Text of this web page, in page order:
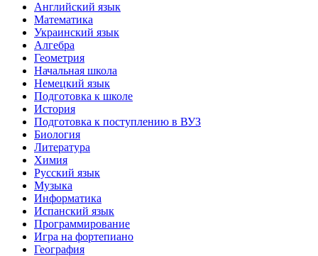
Английский язык
Математика
Украинский язык
Алгебра
Геометрия
Начальная школа
Немецкий язык
Подготовка к школе
История
Подготовка к поступлению в ВУЗ
Биология
Литература
Химия
Русский язык
Музыка
Информатика
Испанский язык
Программирование
Игра на фортепиано
География